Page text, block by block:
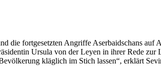
die fortgesetzten Angriffe Aserbaidschans auf
Ursula von der Leyen in ihrer Rede zur
kläglich im Stich lassen“, erklärt